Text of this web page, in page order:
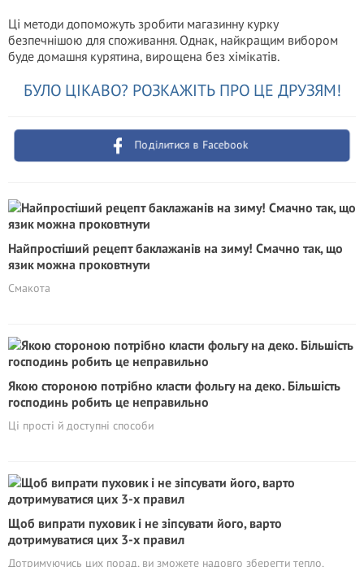
Ці методи допоможуть зробити магазинну курку
безпечнішою для споживання. Однак, найкращим вибором
буде домашня курятина, вирощена без хімікатів.
БУЛО ЦІКАВО? РОЗКАЖІТЬ ПРО ЦЕ ДРУЗЯМ!
Поділитися в Facebook
Найпростіший рецепт баклажанів на зиму! Смачно так, що
язик можна проковтнути
Смакота
Якою стороною потрібно класти фольгу на деко. Більшість
господинь робить це неправильно
Ці прості й доступні способи
Щоб випрати пуховик і не зіпсувати його, варто
дотримуватися цих 3-х правил
Дотримуючись цих порад, ви зможете надовго зберегти тепло,